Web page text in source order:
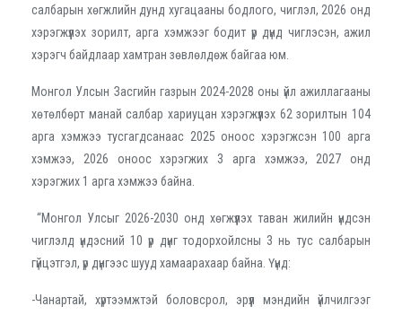
салбарын хөгжлийн дунд хугацааны бодлого, чиглэл, 2026 онд
хэрэгжүүлэх зорилт, арга хэмжээг бодит үр дүнд чиглэсэн, ажил
хэрэгч байдлаар хамтран зөвлөлдөж байгаа юм.
Монгол Улсын Засгийн газрын 2024-2028 оны үйл ажиллагааны
хөтөлбөрт манай салбар хариуцан хэрэгжүүлэх 62 зорилтын 104
арга хэмжээ тусгагдсанаас 2025 оноос хэрэгжсэн 100 арга
хэмжээ, 2026 оноос хэрэгжих 3 арга хэмжээ, 2027 онд
хэрэгжих 1 арга хэмжээ байна.
“Монгол Улсыг 2026-2030 онд хөгжүүлэх таван жилийн үндсэн
чиглэлд үндэсний 10 үр дүнг тодорхойлсны 3 нь тус салбарын
гүйцэтгэл, үр дүнгээс шууд хамаарахаар байна. Үүнд:
-Чанартай, хүртээмжтэй боловсрол, эрүүл мэндийн үйлчилгээг